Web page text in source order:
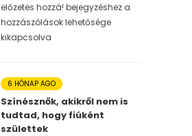
előzetes hozzá! bejegyzéshez a
hozzászólások lehetősége
kikapcsolva
6 HÓNAP AGO
Színésznők, akikről nem is
tudtad, hogy fiúként
születtek